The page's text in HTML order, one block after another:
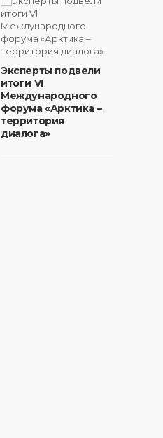
Эксперты подвели
итоги VI
Международного
форума «Арктика –
территория
диалога»